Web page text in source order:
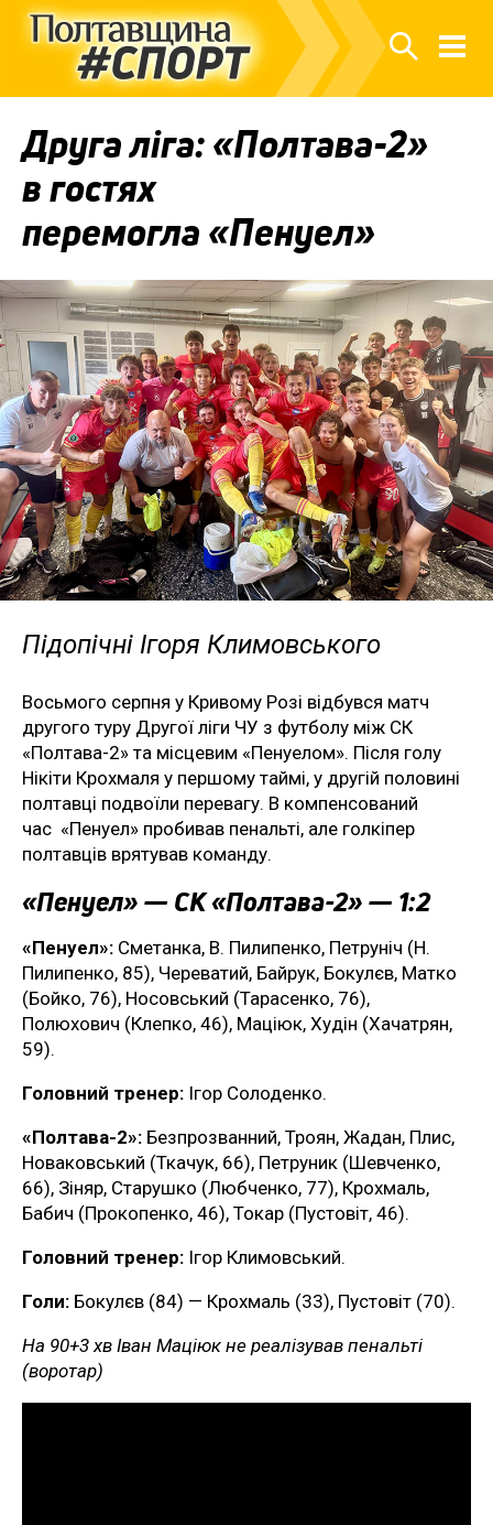
Друга ліга: «Полтава-2»
в гостях
перемогла «Пенуел»
Підопічні Ігоря Климовського
Восьмого серпня у Кривому Розі відбувся матч
другого туру Другої ліги ЧУ з футболу між СК
«Полтава-2» та місцевим «Пенуелом». Після голу
Нікіти Крохмаля у першому таймі, у другій половині
полтавці подвоїли перевагу. В компенсований
час «Пенуел» пробивав пенальті, але голкіпер
полтавців врятував команду.
«Пенуел» — СК «Полтава-2» — 1:2
«Пенуел»: Сметанка, В. Пилипенко, Петруніч (Н.
Пилипенко, 85), Череватий, Байрук, Бокулєв, Матко
(Бойко, 76), Носовський (Тарасенко, 76),
Полюхович (Клепко, 46), Маціюк, Худін (Хачатрян,
59).
Головний тренер: Ігор Солоденко.
«Полтава-2»: Безпрозванний, Троян, Жадан, Плис,
Новаковський (Ткачук, 66), Петруник (Шевченко,
66), Зіняр, Старушко (Любченко, 77), Крохмаль,
Бабич (Прокопенко, 46), Токар (Пустовіт, 46).
Головний тренер: Ігор Климовський.
Голи: Бокулєв (84) — Крохмаль (33), Пустовіт (70).
На 90+3 хв Іван Маціюк не реалізував пенальті
(воротар)